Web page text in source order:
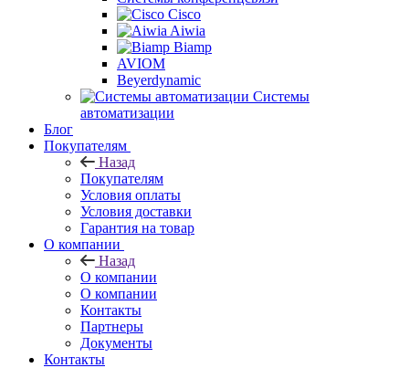
Cisco
Aiwia
Biamp
AVIOM
Beyerdynamic
Системы
автоматизации
Блог
Покупателям
Назад
Покупателям
Условия оплаты
Условия доставки
Гарантия на товар
О компании
Назад
О компании
О компании
Контакты
Партнеры
Документы
Контакты